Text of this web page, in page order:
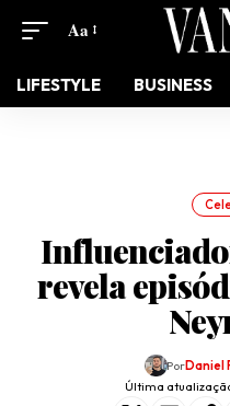
Aa
LIFESTYLE BUSINESS
revela
Última
PorDaniel